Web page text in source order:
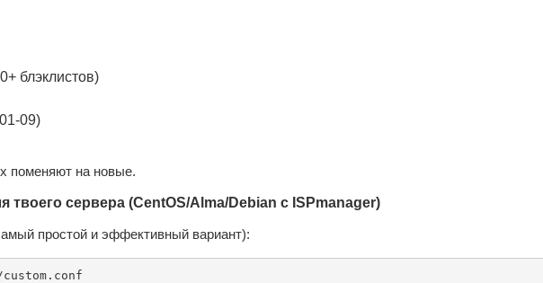
блэклистов)
09)
поменяют на новые.
твоего сервера (CentOS/Alma/Debian с ISPmanager)
простой и эффективный вариант):